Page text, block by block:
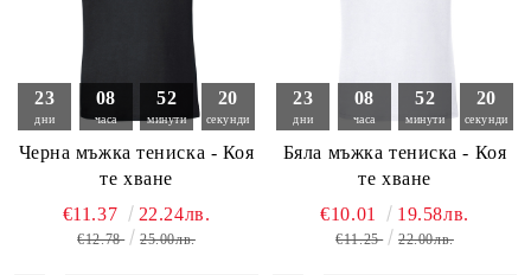
23
дни
08
часа
52
минути
18
секунди
Черна мъжка тениска - Коя
те хване
€11.37 22.24лв.
€12.78 25.00лв.
23
дни
08
часа
52
минути
18
секунди
Бяла мъжка тениска - Коя
те хване
€10.01 19.58лв.
€11.25 22.00лв.